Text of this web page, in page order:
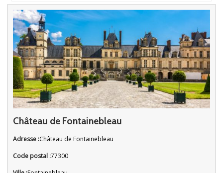
Château de Fontainebleau
Adresse :Château de Fontainebleau
Code postal :77300